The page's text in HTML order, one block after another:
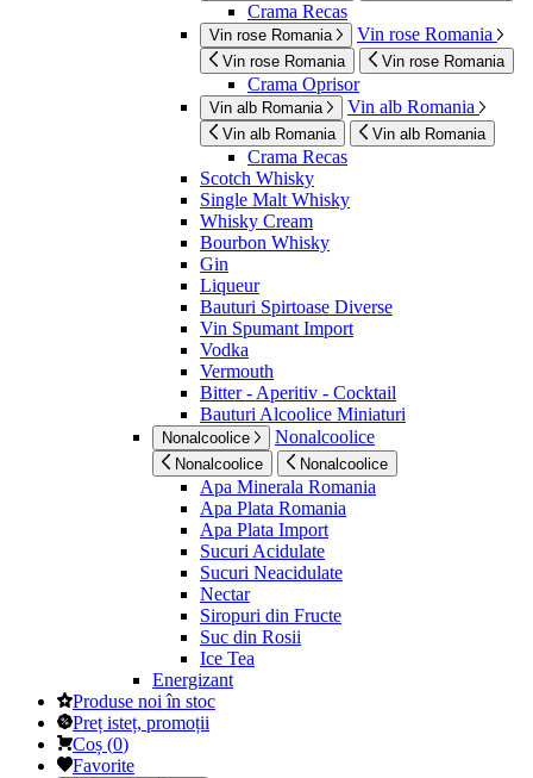
Crama Recas
Vin rose Romania Vin rose Romania
Vin rose Romania Vin rose Romania
Crama Oprisor
Vin alb Romania Vin alb Romania
Vin alb Romania Vin alb Romania
Crama Recas
Scotch Whisky
Single Malt Whisky
Whisky Cream
Bourbon Whisky
Gin
Liqueur
Bauturi Spirtoase Diverse
Vin Spumant Import
Vodka
Vermouth
Bitter - Aperitiv - Cocktail
Bauturi Alcoolice Miniaturi
Nonalcoolice Nonalcoolice
Nonalcoolice Nonalcoolice
Apa Minerala Romania
Apa Plata Romania
Apa Plata Import
Sucuri Acidulate
Sucuri Neacidulate
Nectar
Siropuri din Fructe
Suc din Rosii
Ice Tea
Energizant
Produse noi în stoc
Preț isteț, promoții
Coș (0)
Favorite